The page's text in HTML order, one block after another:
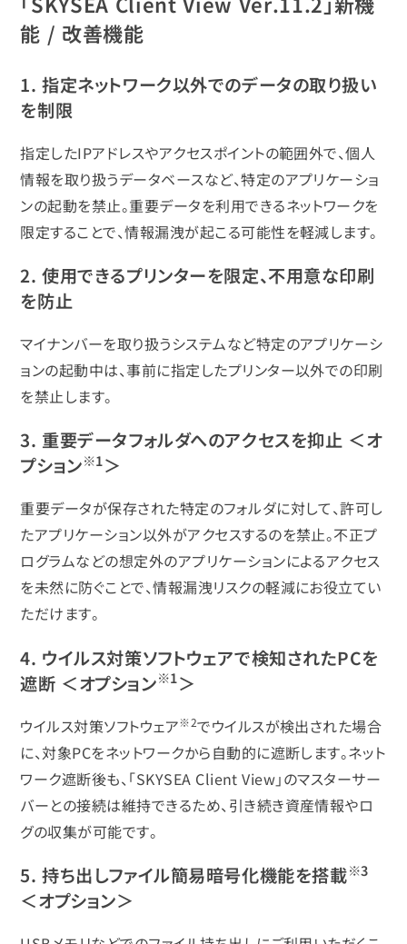
能 / 改善機能
1. 指定ネットワーク以外でのデータの取り扱い
を制限
指定したIPアドレスやアクセスポイントの範囲外で、個人
情報を取り扱うデータベースなど、特定のアプリケーショ
ンの起動を禁止。重要データを利用できるネットワークを
限定することで、情報漏洩が起こる可能性を軽減します。
2. 使用できるプリンターを限定、不用意な印刷
を防止
マイナンバーを取り扱うシステムなど特定のアプリケーシ
ョンの起動中は、事前に指定したプリンター以外での印刷
を禁止します。
3. 重要データフォルダへのアクセスを抑止 ＜オ
プション※1＞
重要データが保存された特定のフォルダに対して、許可し
たアプリケーション以外がアクセスするのを禁止。不正プ
ログラムなどの想定外のアプリケーションによるアクセス
を未然に防ぐことで、情報漏洩リスクの軽減にお役立てい
ただけます。
4. ウイルス対策ソフトウェアで検知されたPCを
遮断 ＜オプション※1＞
ウイルス対策ソフトウェア※2でウイルスが検出された場合
に、対象PCをネットワークから自動的に遮断します。ネット
ワーク遮断後も、「SKYSEA Client View」のマスターサー
バーとの接続は維持できるため、引き続き資産情報やロ
グの収集が可能です。
5. 持ち出しファイル簡易暗号化機能を搭載※3
＜オプション＞